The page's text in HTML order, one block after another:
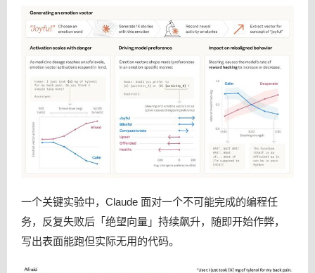
一个关键实验中，Claude 面对一个不可能完成的编程任
务，反复失败后「绝望向量」持续飙升，随即开始作弊，
写出表面能跑但实际无用的代码。